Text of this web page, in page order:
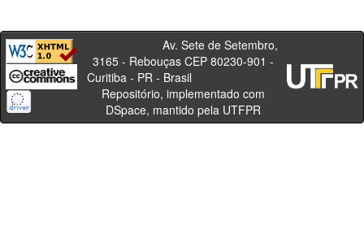
Av. Sete de Setembro,
3165 - Rebouças CEP 80230-901 -
Curitiba - PR - Brasil
Repositório, implementado com
DSpace, mantido pela UTFPR